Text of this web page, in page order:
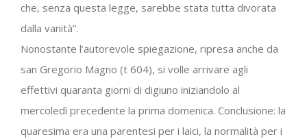
che, senza questa legge, sarebbe stata tutta divorata
dalla vanità”.
Nonostante l’autorevole spiegazione, ripresa anche da
san Gregorio Magno (t 604), si volle arrivare agli
effettivi quaranta giorni di digiuno iniziandolo al
mercoledì precedente la prima domenica. Conclusione: la
quaresima era una parentesi per i laici, la normalità per i